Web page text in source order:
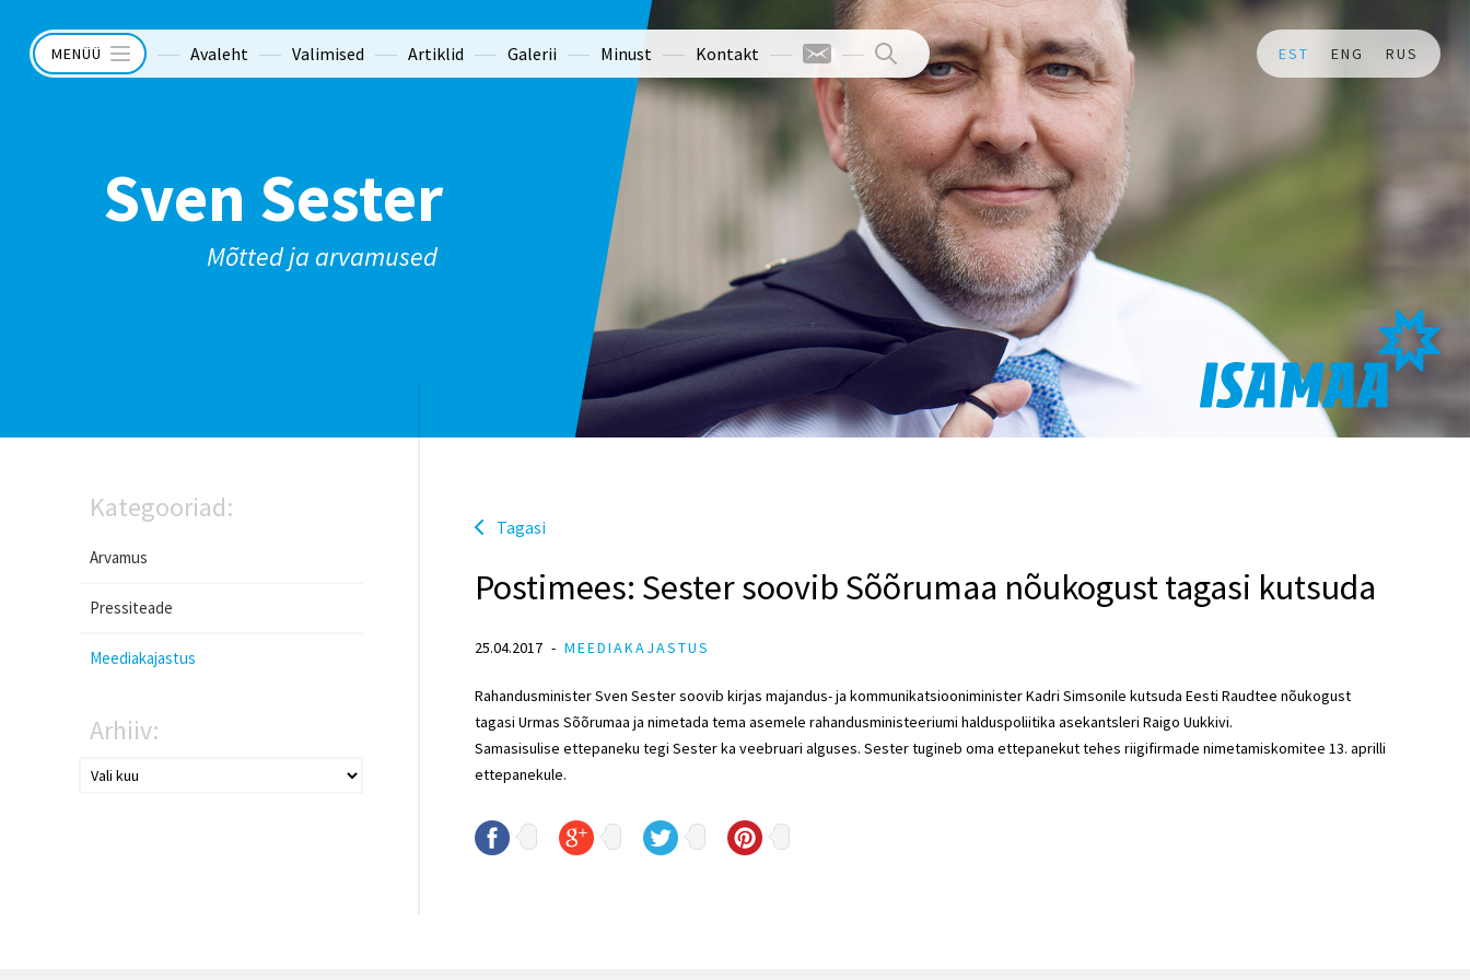
MENÜÜ Avaleht Valimised Artiklid Galerii Minust Kontakt EST ENG RUS
Sven Sester
Mõtted ja arvamused
Kategooriad:
Arvamus
Pressiteade
Meediakajastus
Arhiiv:
Tagasi
Postimees: Sester soovib Sõõrumaa nõukogust tagasi kutsuda
25.04.2017 MEEDIAKAJASTUS
Rahandusminister Sven Sester soovib kirjas majandus- ja kommunikatsiooniminister Kadri Simsonile kutsuda Eesti Raudtee nõukogust
tagasi Urmas Sõõrumaa ja nimetada tema asemele rahandusministeeriumi halduspoliitika asekantsleri Raigo Uukkivi.
Samasisulise ettepaneku tegi Sester ka veebruari alguses. Sester tugineb oma ettepanekut tehes riigifirmade nimetamiskomitee 13. aprilli
ettepanekule.